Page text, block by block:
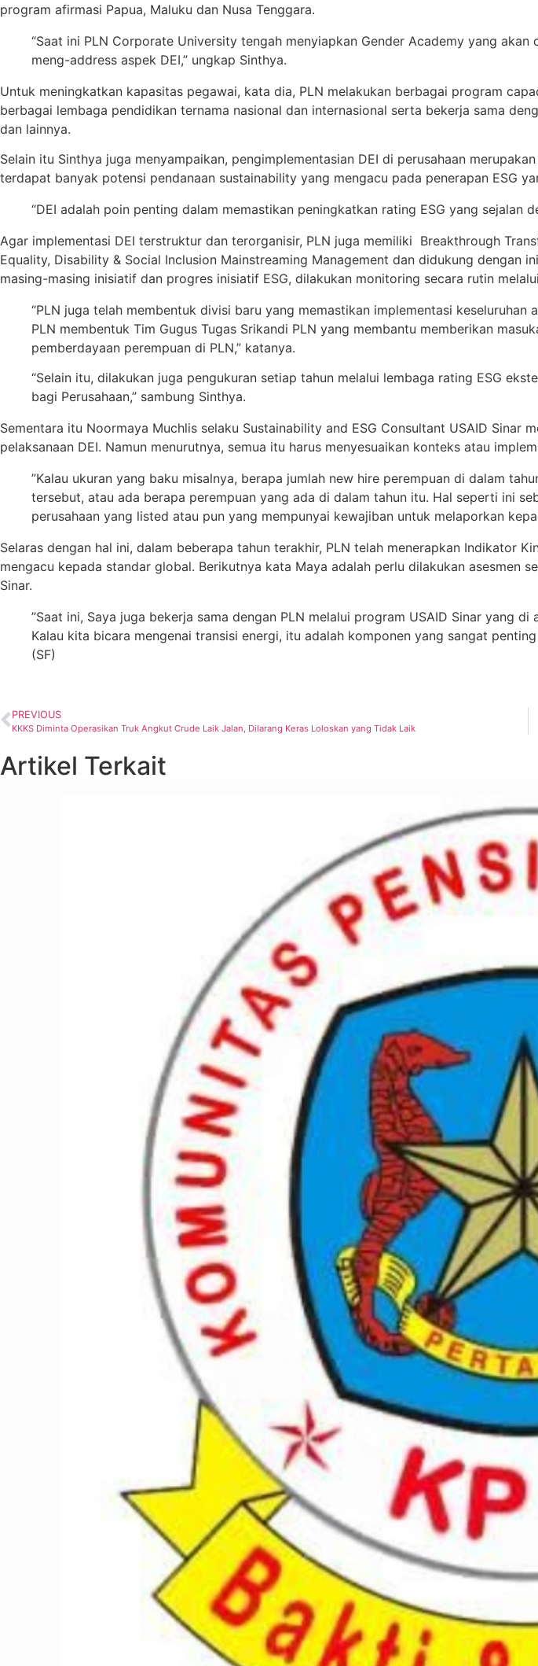
program afirmasi Papua, Maluku dan Nusa Tenggara.
“Saat ini PLN Corporate University tengah menyiapkan Gender Academy yang
meng-address aspek DEI,” ungkap Sinthya.
Untuk meningkatkan kapasitas pegawai, kata dia, PLN melakukan berbagai program
berbagai lembaga pendidikan ternama nasional dan internasional serta bekerja sama
dan lainnya.
Selain itu Sinthya juga menyampaikan, pengimplementasian DEI di perusahaan
terdapat banyak potensi pendanaan sustainability yang mengacu pada penerapan ESG
“DEI adalah poin penting dalam memastikan peningkatkan rating ESG yang sejalan
Agar implementasi DEI terstruktur dan terorganisir, PLN juga memiliki Breakthrough
Equality, Disability & Social Inclusion Mainstreaming Management dan didukung
masing-masing inisiatif dan progres inisiatif ESG, dilakukan monitoring secara rutin melalui
“PLN juga telah membentuk divisi baru yang memastikan implementasi
PLN membentuk Tim Gugus Tugas Srikandi PLN yang membantu memberikan
pemberdayaan perempuan di PLN,” katanya.
“Selain itu, dilakukan juga pengukuran setiap tahun melalui lembaga rating ESG
bagi Perusahaan,” sambung Sinthya.
Sementara itu Noormaya Muchlis selaku Sustainability and ESG Consultant USAID
pelaksanaan DEI. Namun menurutnya, semua itu harus menyesuaikan konteks atau
”Kalau ukuran yang baku misalnya, berapa jumlah new hire perempuan di dalam
tersebut, atau ada berapa perempuan yang ada di dalam tahun itu. Hal seperti ini
perusahaan yang listed atau pun yang mempunyai kewajiban untuk melaporkan
Selaras dengan hal ini, dalam beberapa tahun terakhir, PLN telah menerapkan Indikator
mengacu kepada standar global. Berikutnya kata Maya adalah perlu dilakukan asesmen
Sinar.
”Saat ini, Saya juga bekerja sama dengan PLN melalui program USAID Sinar yang
Kalau kita bicara mengenai transisi energi, itu adalah komponen yang sangat
(SF)
PREVIOUS
KKKS Diminta Operasikan Truk Angkut Crude Laik Jalan, Dilarang Keras Loloskan yang Tidak Laik
Artikel Terkait